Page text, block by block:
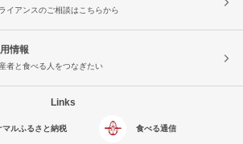
イアンスのご相談はこちらから
情報
者と食べる人をつなぎたい
Links
マルふるさと納税 食べる通信